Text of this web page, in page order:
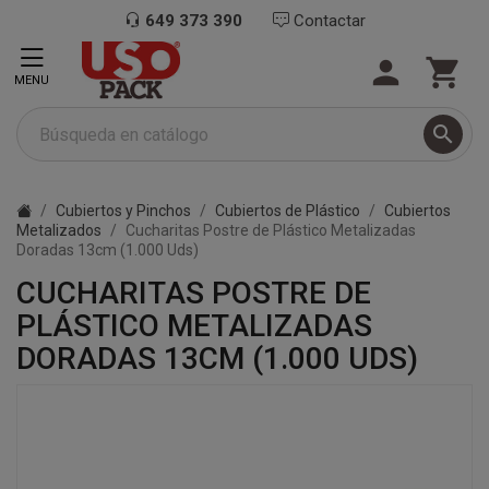
649 373 390 Contactar

 
MENU
Cubiertos y Pinchos Cubiertos de Plástico
Cubiertos
Metalizados
Cucharitas Postre de Plástico Metalizadas
Doradas 13cm (1.000 Uds)
CUCHARITAS POSTRE DE
PLÁSTICO METALIZADAS
DORADAS 13CM (1.000 UDS)